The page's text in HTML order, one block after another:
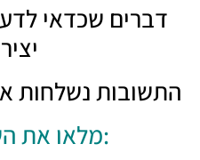
התשובות נשלחות
מלאו את השאלון וקבלו: